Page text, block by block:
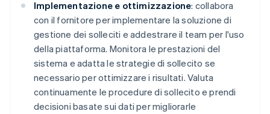
Implementazione e ottimizzazione: collabora
con il fornitore per implementare la soluzione di
gestione dei solleciti e addestrare il team per l'uso
della piattaforma. Monitora le prestazioni del
sistema e adatta le strategie di sollecito se
necessario per ottimizzare i risultati. Valuta
continuamente le procedure di sollecito e prendi
decisioni basate sui dati per migliorarle